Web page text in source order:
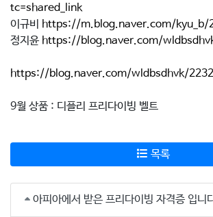
tc=shared_link
이규비
https://m.blog.naver.com/kyu_b/
정지윤 https://blog.naver.com/
https://blog.naver.com/wldbsdhvk/
9월 상품 : 디플리 프리다이빙 벨트
목록
아피아에서 받은 프리다이빙 자격증 입니